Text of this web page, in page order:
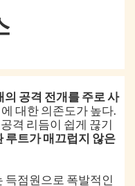
공격 전개를 주로 사
대한 의존도가 높다.
격 리듬이 쉽게 끊기
루트가 매끄럽지 않은
득점원으로 폭발적인